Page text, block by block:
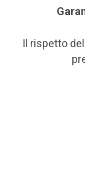
Il rispetto